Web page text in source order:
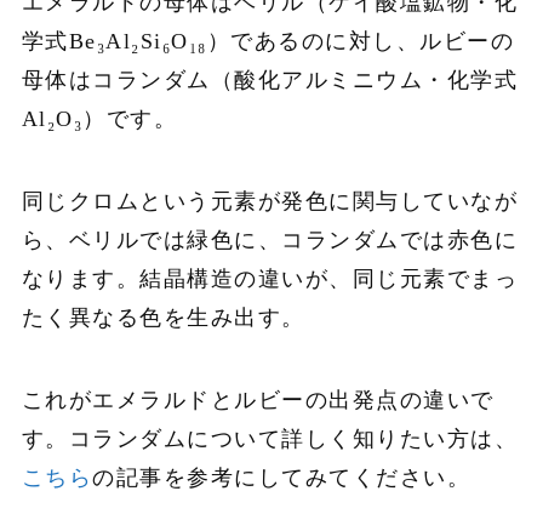
学式Be₃Al₂Si₆O₁₈）であるのに対し、ルビーの
母体はコランダム（酸化アルミニウム・化学式
Al₂O₃）です。
同じクロムという元素が発色に関与していなが
ら、ベリルでは緑色に、コランダムでは赤色に
なります。結晶構造の違いが、同じ元素でまっ
たく異なる色を生み出す。
これがエメラルドとルビーの出発点の違いで
す。コランダムについて詳しく知りたい方は、
こちらの記事を参考にしてみてください。